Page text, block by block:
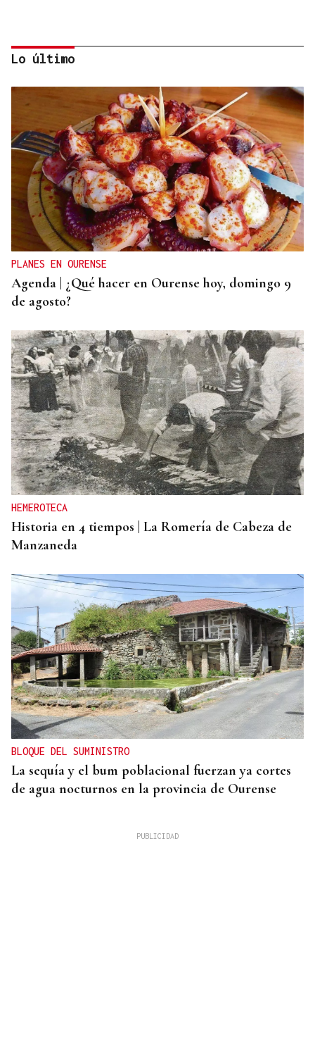
BATERÍA DE MEDIDAS
Estas son las medidas acordadas por la Xunta,
CEG y UGT para reducir las bajas laborales
Lo último
PLANES EN OURENSE
Agenda | ¿Qué hacer en Ourense hoy, domingo 9
de agosto?
HEMEROTECA
Historia en 4 tiempos | La Romería de Cabeza de
Manzaneda
BLOQUE DEL SUMINISTRO
La sequía y el bum poblacional fuerzan ya cortes
de agua nocturnos en la provincia de Ourense